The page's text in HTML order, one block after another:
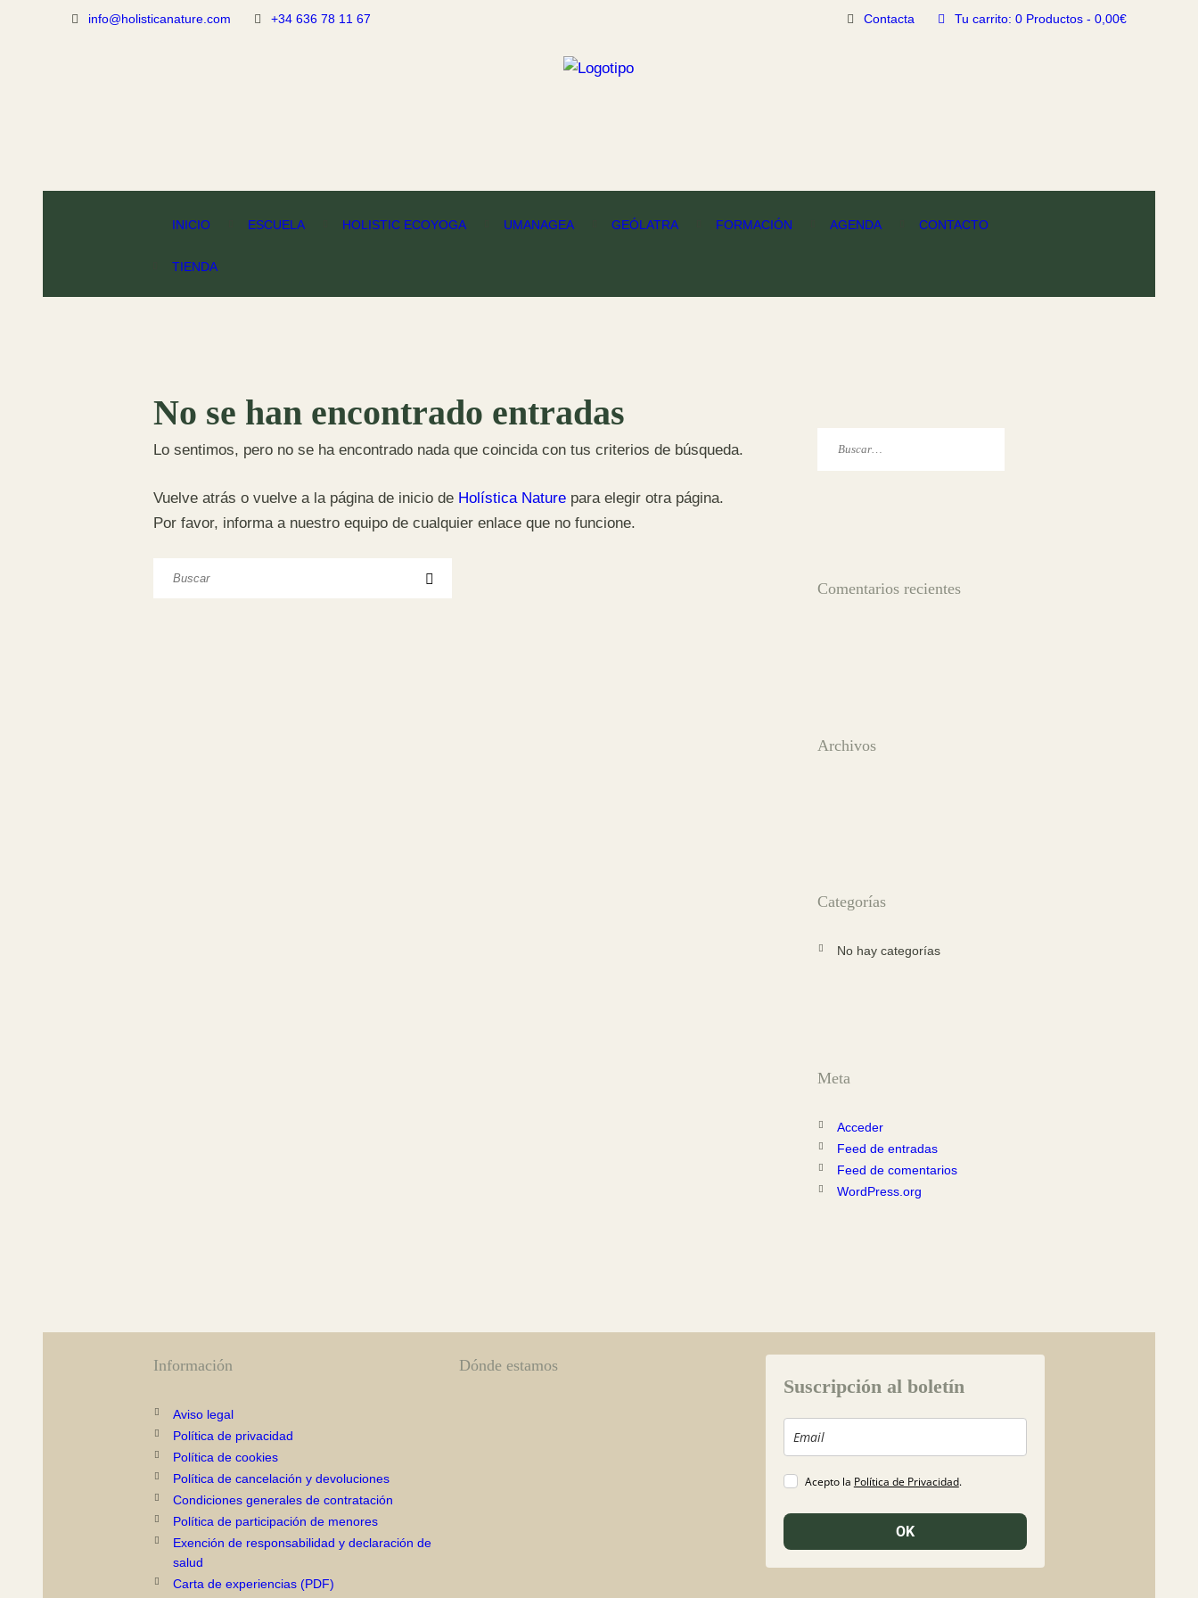
info@holisticanature.com +34 636 78 11 67 Contacta Tu carrito: 0 Productos -0,00€
INICIO ESCUELA HOLISTIC ECOYOGA UMANAGEA GEÓLATRA FORMACIÓN AGENDA CONTACTO
TIENDA
No se han encontrado entradas
Lo sentimos, pero no se ha encontrado nada que coincida con tus criterios de búsqueda.
Vuelve atrás o vuelve a la página de inicio de Holística Naturepara elegir otra página.
Por favor, informa a nuestro equipo de cualquier enlace que no funcione.
Comentarios recientes
Archivos
Categorías
No hay categorías
Meta
Acceder
Feed de entradas
Feed de comentarios
WordPress.org
Información
Aviso legal
Política de privacidad
Política de cookies
Política de cancelación y devoluciones
Condiciones generales de contratación
Política de participación de menores
Exención de responsabilidad y declaración de
salud
Carta de experiencias (PDF)
Dónde estamos
Suscripción al boletín
Acepto la Política de Privacidad.
OK